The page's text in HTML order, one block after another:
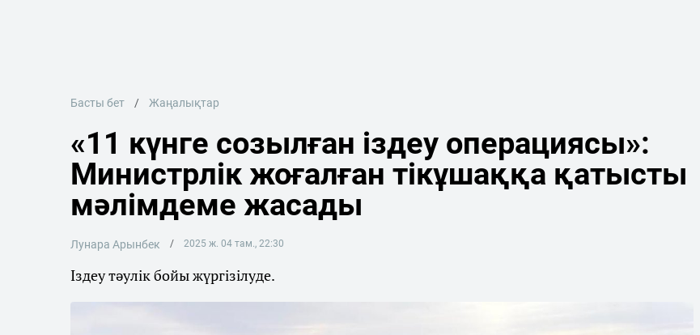
Басты бет Жаңалықтар
«11 күнге созылған іздеу операциясы»:
Министрлік жоғалған тікұшаққа қатысты
мәлімдеме жасады
Лунара Арынбек 2025 ж. 04 там., 22:30
Іздеу тәулік бойы жүргізілуде.